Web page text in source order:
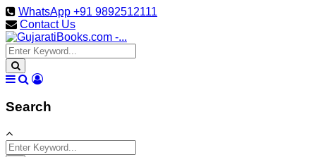
WhatsApp +91 9892512111
Contact Us
Search